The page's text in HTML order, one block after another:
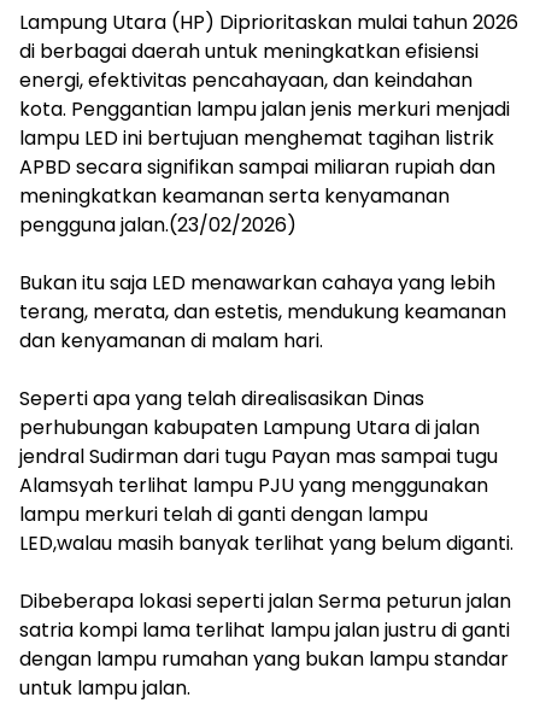
‎Lampung Utara (HP) Diprioritaskan mulai tahun 2026
di berbagai daerah untuk meningkatkan efisiensi
energi, efektivitas pencahayaan, dan keindahan
kota. Penggantian lampu jalan jenis merkuri menjadi
lampu LED ini bertujuan menghemat tagihan listrik
APBD secara signifikan sampai miliaran rupiah dan
meningkatkan keamanan serta kenyamanan
pengguna jalan.(23/02/2026)
‎Bukan itu saja LED menawarkan cahaya yang lebih
terang, merata, dan estetis, mendukung keamanan
dan kenyamanan di malam hari.
‎Seperti apa yang telah direalisasikan Dinas
perhubungan kabupaten Lampung Utara di jalan
jendral Sudirman dari tugu Payan mas sampai tugu
Alamsyah terlihat lampu PJU yang menggunakan
lampu merkuri telah di ganti dengan lampu
LED,walau masih banyak terlihat yang belum diganti.
‎Dibeberapa lokasi seperti jalan Serma peturun jalan
satria kompi lama terlihat lampu jalan justru di ganti
dengan lampu rumahan yang bukan lampu standar
untuk lampu jalan.